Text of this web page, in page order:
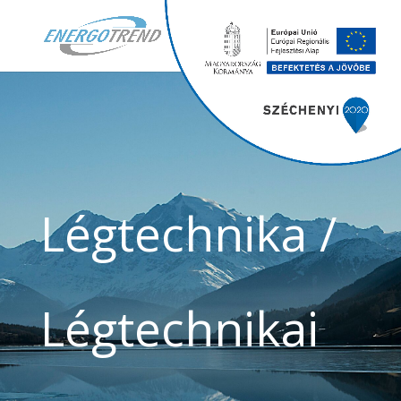
Légtechnika /
Légtechnikai